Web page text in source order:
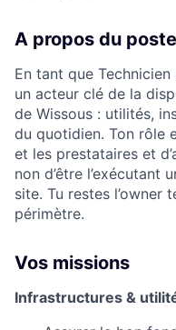
A propos du poste
En tant que
un acteur clé de la
de Wissous : utilités,
du quotidien. Ton rôle
et les prestataires et
non d’être l’exécutant
site. Tu restes l’owner
périmètre.
Vos missions
Infrastructures &